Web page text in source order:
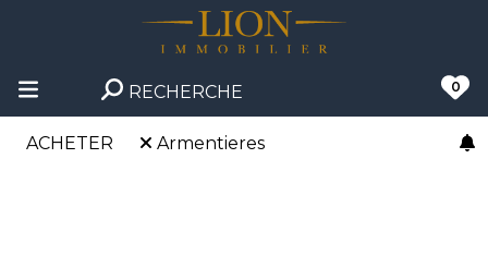
RECHERCHE 0
ACHETER Armentieres